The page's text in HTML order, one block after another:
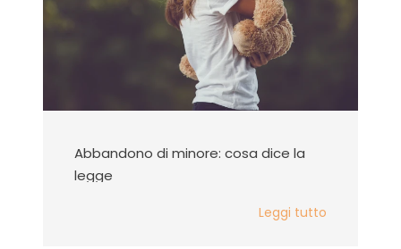
Abbandono di minore: cosa dice la
legge
Leggi tutto